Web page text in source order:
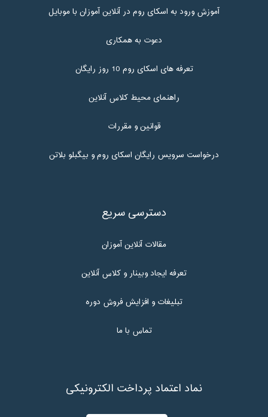
آموزش ورود به اسکای روم در آنلاین آموزان با موبایل
دعوت به همکاری
تعرفه های اسکای روم 10 روز رایگان
راهنمای محیط کلاس آنلاین
قوانین و مقررات
درخواست سرویس رایگان اسکای روم و بیگبلو بلاتن
دسترسی سریع
مقالات آنلاین آموزان
تعرفه ایجاد وبینار و کلاس آنلاین
تبلیغات و افزایش فروش دوره
تماس با ما
نماد اعتماد پرداخت الکترونیکی